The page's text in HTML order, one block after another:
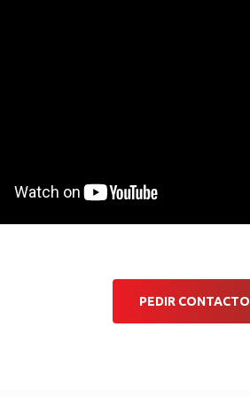
PEDIR CONTACTO